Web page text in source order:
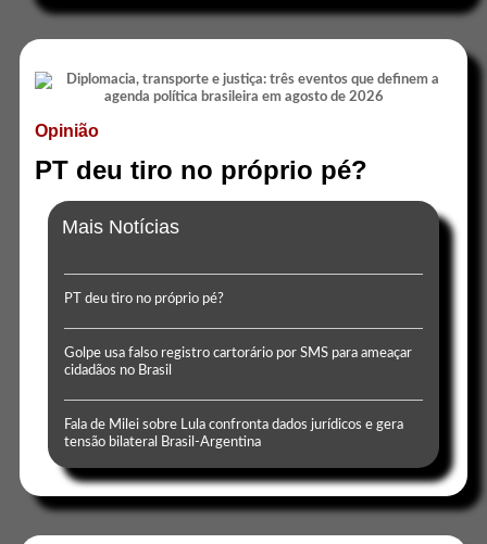
Opinião
PT deu tiro no próprio pé?
Mais Notícias
PT deu tiro no próprio pé?
Golpe usa falso registro cartorário por SMS para ameaçar
cidadãos no Brasil
Fala de Milei sobre Lula confronta dados jurídicos e gera
tensão bilateral Brasil-Argentina